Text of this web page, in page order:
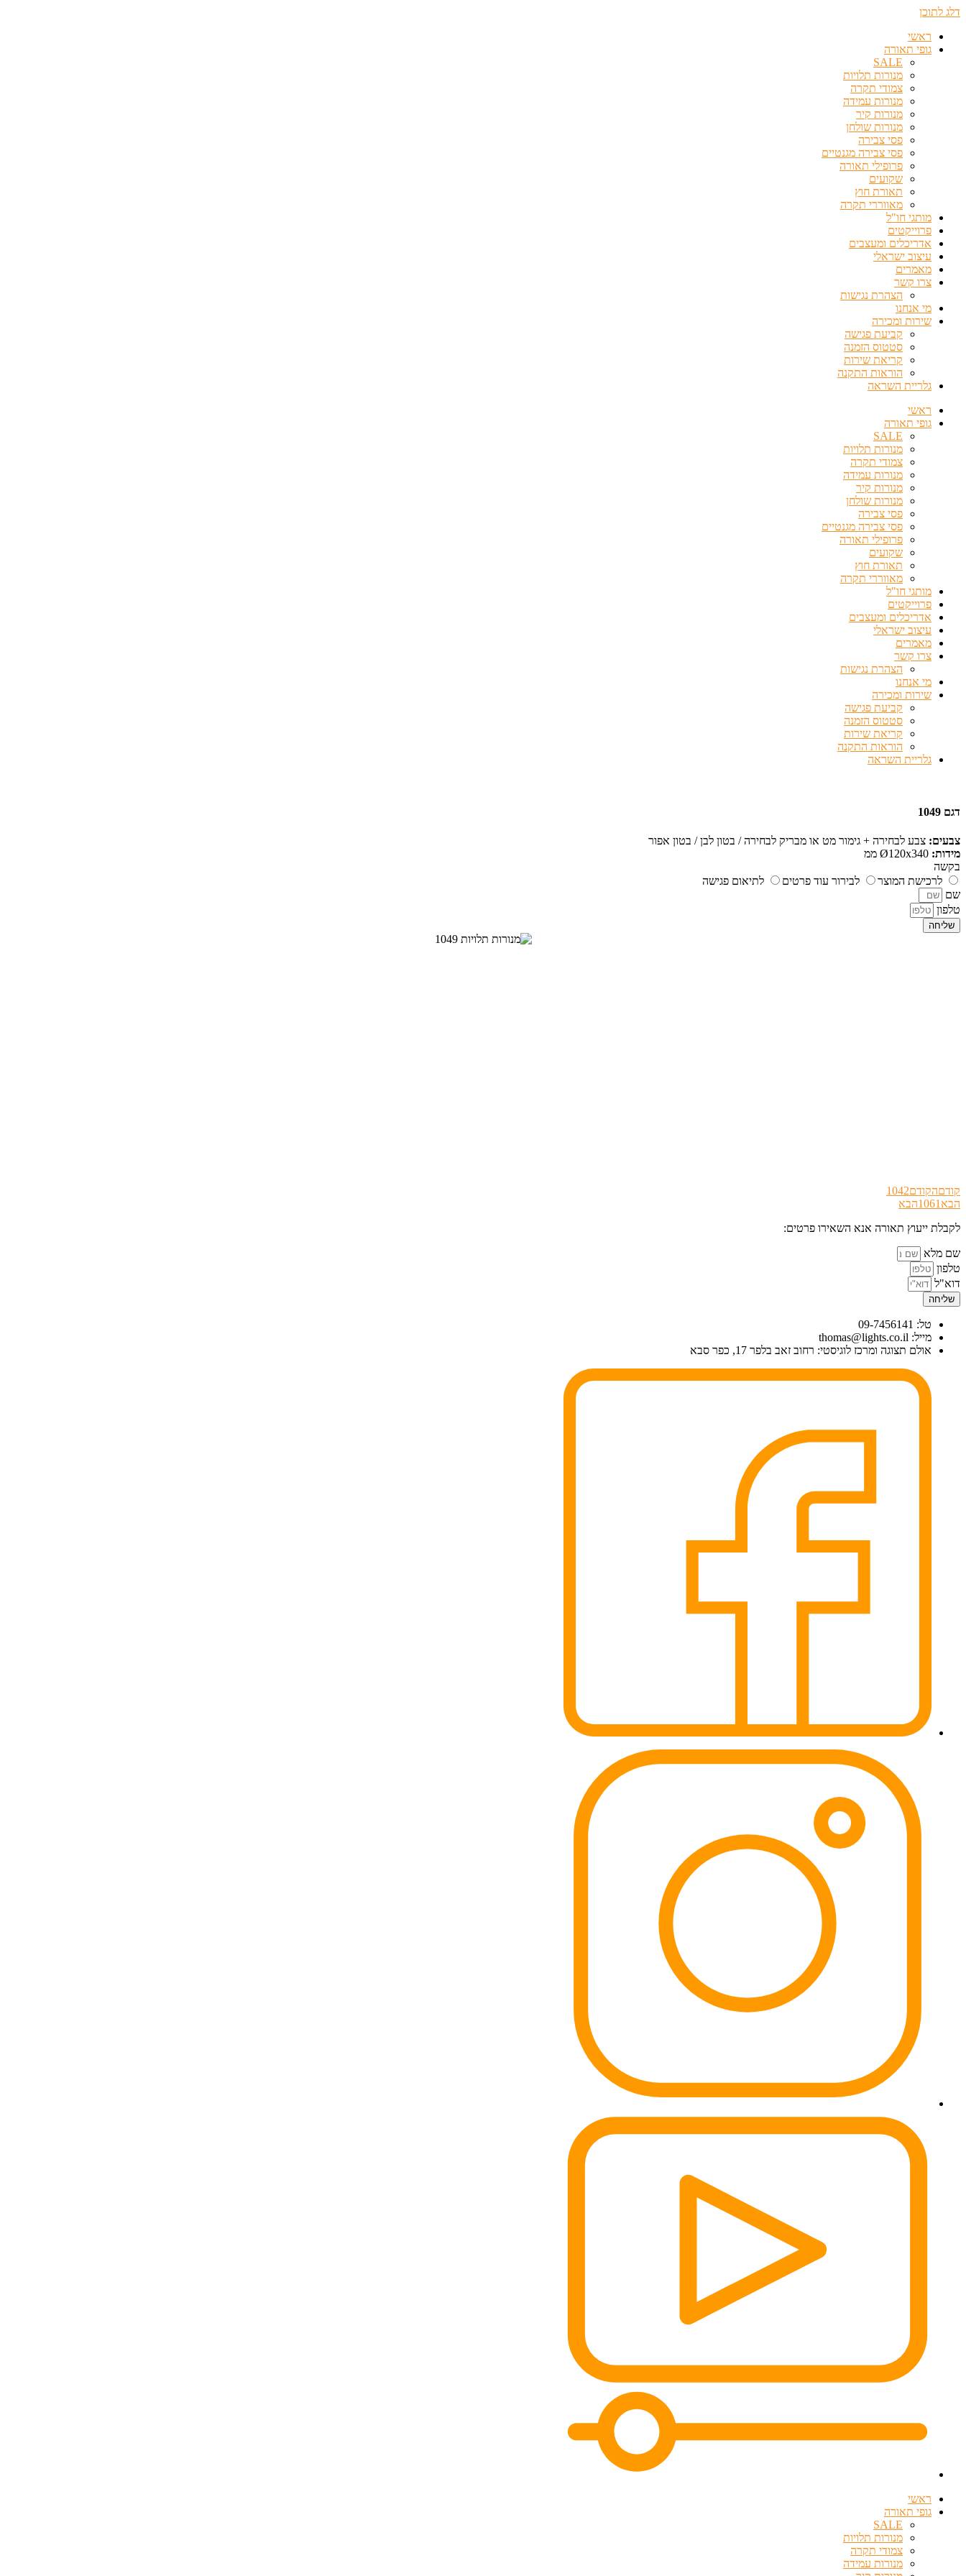
דלג לתוכן
ראשי
גופי תאורה
SALE
מנורות תלויות
צמודי תקרה
מנורות עמידה
מנורות קיר
מנורות שולחן
פסי צבירה
פסי צבירה מגנטיים
פרופילי תאורה
שקועים
תאורת חוץ
מאווררי תקרה
מותגי חו"ל
פרוייקטים
אדריכלים ומעצבים
עיצוב ישראלי
מאמרים
צרו קשר
הצהרת נגישות
מי אנחנו
שירות ומכירה
קביעת פגישה
סטטוס הזמנה
קריאת שירות
הוראות התקנה
גלריית השראה
ראשי
גופי תאורה
SALE
מנורות תלויות
צמודי תקרה
מנורות עמידה
מנורות קיר
מנורות שולחן
פסי צבירה
פסי צבירה מגנטיים
פרופילי תאורה
שקועים
תאורת חוץ
מאווררי תקרה
מותגי חו"ל
פרוייקטים
אדריכלים ומעצבים
עיצוב ישראלי
מאמרים
צרו קשר
הצהרת נגישות
מי אנחנו
שירות ומכירה
קביעת פגישה
סטטוס הזמנה
קריאת שירות
הוראות התקנה
גלריית השראה
דגם 1049
צבעים: צבע לבחירה + גימור מט או מבריק לבחירה / בטון לבן / בטון אפור
מידות: Ø120x340 ממ
בקשה
לרכישת המוצר
לבירור עוד פרטים
לתיאום פגישה
שם
טלפון
שליחה
קודםהקודם1042
הבא 1061הבא
לקבלת ייעוץ תאורה אנא השאירו פרטים:
שם מלא
טלפון
דוא"ל
שליחה
טל: 09-7456141
מייל: thomas@lights.co.il‬
אולם תצוגה ומרכז לוגיסטי: רחוב זאב בלפר 17, כפר סבא
ראשי
גופי תאורה
SALE
מנורות תלויות
צמודי תקרה
מנורות עמידה